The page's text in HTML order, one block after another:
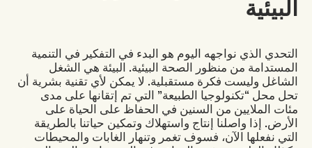
البيئية
التحدي الذي نواجهه اليوم هو البدء في التفكير في التنمية
المستدامة من منظور الصحة البيئية. البيئة هي الشغل
الشاغل وليست فكرة مستقبلية. لا يمكن لأي تقنية بشرية أن
تحل محل “تكنولوجيا الطبيعة” التي تم إتقانها على مدى
مئات الملايين من السنين في الحفاظ على الحياة على
الأرض. إذا واصلنا إنتاج واستهلاك وتمكين حياتنا بالطريقة
التي نفعلها الآن، فسوف تغمر وتنهار الغابات والمحيطات